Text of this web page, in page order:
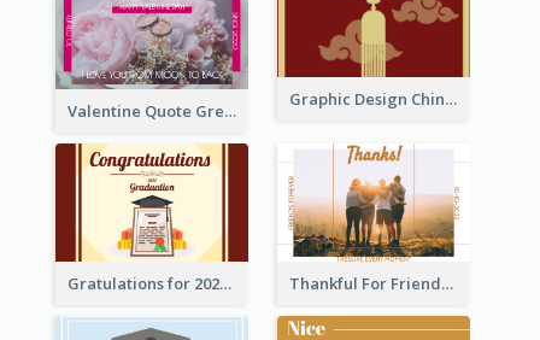
Graphic Design Chinese New Year Greeting Card With Decorations
Valentine Quote Greeting Card
Gratulations for 2020 Graduation Greeting Card Thankful For Friendship Greeting Card